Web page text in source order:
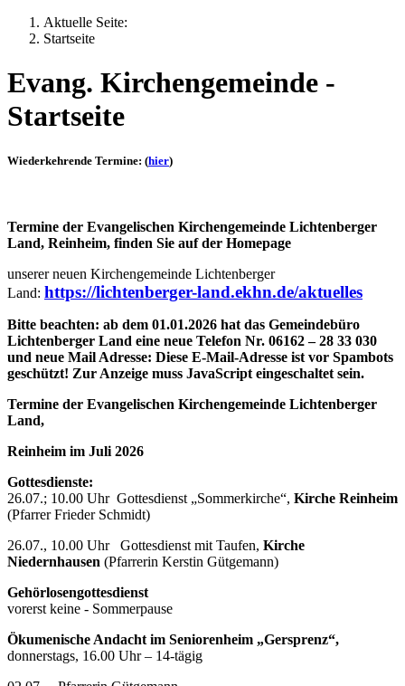
Aktuelle Seite:
Startseite
Evang. Kirchengemeinde -
Startseite
Wiederkehrende Termine: (hier)
Termine der Evangelischen Kirchengemeinde Lichtenberger
Land, Reinheim, finden Sie auf der Homepage
unserer neuen Kirchengemeinde Lichtenberger
Land: https://lichtenberger-land.ekhn.de/aktuelles
Bitte beachten: ab dem 01.01.2026 hat das Gemeindebüro
Lichtenberger Land eine neue Telefon Nr. 06162 – 28 33 030
und neue Mail Adresse: Diese E-Mail-Adresse ist vor Spambots
geschützt! Zur Anzeige muss JavaScript eingeschaltet sein.
Termine der Evangelischen Kirchengemeinde Lichtenberger
Land,
Reinheim im Juli 2026
Gottesdienste:
26.07.; 10.00 Uhr Gottesdienst „Sommerkirche“, Kirche Reinheim
(Pfarrer Frieder Schmidt)
26.07., 10.00 Uhr Gottesdienst mit Taufen, Kirche
Niedernhausen (Pfarrerin Kerstin Gütgemann)
Gehörlosengottesdienst
vorerst keine - Sommerpause
Ökumenische Andacht im Seniorenheim „Gersprenz“,
donnerstags, 16.00 Uhr – 14-tägig